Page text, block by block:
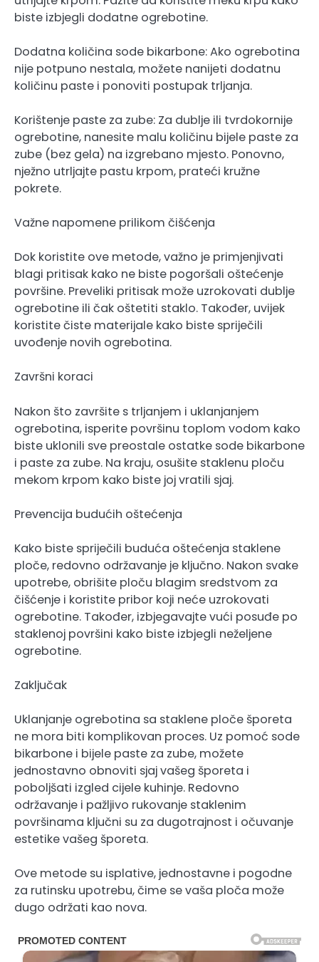
biste izbjegli dodatne ogrebotine.
Dodatna količina sode bikarbone: Ako ogrebotina
nije potpuno nestala, možete nanijeti dodatnu
količinu paste i ponoviti postupak trljanja.
Korištenje paste za zube: Za dublje ili tvrdokornije
ogrebotine, nanesite malu količinu bijele paste za
zube (bez gela) na izgrebano mjesto. Ponovno,
nježno utrljajte pastu krpom, prateći kružne
pokrete.
Važne napomene prilikom čišćenja
Dok koristite ove metode, važno je primjenjivati
blagi pritisak kako ne biste pogoršali oštećenje
površine. Preveliki pritisak može uzrokovati dublje
ogrebotine ili čak oštetiti staklo. Također, uvijek
koristite čiste materijale kako biste spriječili
uvođenje novih ogrebotina.
Završni koraci
Nakon što završite s trljanjem i uklanjanjem
ogrebotina, isperite površinu toplom vodom kako
biste uklonili sve preostale ostatke sode bikarbone
i paste za zube. Na kraju, osušite staklenu ploču
mekom krpom kako biste joj vratili sjaj.
Prevencija budućih oštećenja
Kako biste spriječili buduća oštećenja staklene
ploče, redovno održavanje je ključno. Nakon svake
upotrebe, obrišite ploču blagim sredstvom za
čišćenje i koristite pribor koji neće uzrokovati
ogrebotine. Također, izbjegavajte vući posuđe po
staklenoj površini kako biste izbjegli neželjene
ogrebotine.
Zaključak
Uklanjanje ogrebotina sa staklene ploče šporeta
ne mora biti komplikovan proces. Uz pomoć sode
bikarbone i bijele paste za zube, možete
jednostavno obnoviti sjaj vašeg šporeta i
poboljšati izgled cijele kuhinje. Redovno
održavanje i pažljivo rukovanje staklenim
površinama ključni su za dugotrajnost i očuvanje
estetike vašeg šporeta.
Ove metode su isplative, jednostavne i pogodne
za rutinsku upotrebu, čime se vaša ploča može
dugo održati kao nova.